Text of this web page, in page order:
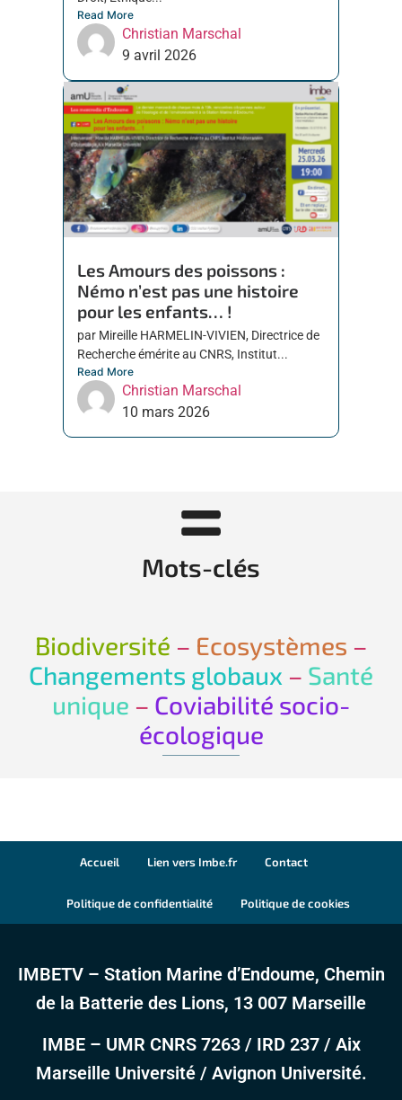
Read More
Christian Marschal
9 avril 2026
Les Amours des poissons :
Némo n’est pas une histoire
pour les enfants… !
par Mireille HARMELIN-VIVIEN, Directrice de
Recherche émérite au CNRS, Institut...
Read More
Christian Marschal
10 mars 2026
Mots-clés
Biodiversité – Ecosystèmes –
Changements globaux – Santé
unique – Coviabilité socio-
écologique
Accueil Lien vers Imbe.fr Contact
Politique de confidentialité Politique de cookies
IMBETV – Station Marine d’Endoume, Chemin
de la Batterie des Lions, 13 007 Marseille
IMBE – UMR CNRS 7263 / IRD 237 / Aix
Marseille Université / Avignon Université.